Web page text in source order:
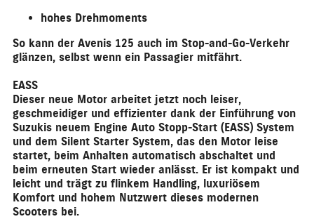
hohes Drehmoments
So kann der Avenis 125 auch im Stop-and-Go-Verkehr
glänzen, selbst wenn ein Passagier mitfährt.
EASS
Dieser neue Motor arbeitet jetzt noch leiser,
geschmeidiger und effizienter dank der Einführung von
Suzukis neuem Engine Auto Stopp-Start (EASS) System
und dem Silent Starter System, das den Motor leise
startet, beim Anhalten automatisch abschaltet und
beim erneuten Start wieder anlässt. Er ist kompakt und
leicht und trägt zu flinkem Handling, luxuriösem
Komfort und hohem Nutzwert dieses modernen
Scooters bei.